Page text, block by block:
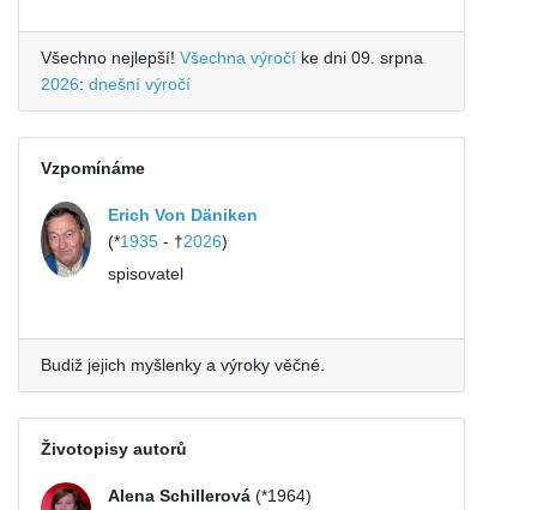
Všechno nejlepší! Všechna výročíke dni 09. srpna
2026: dnešní výročí
Vzpomínáme
Erich Von Däniken
(*1935- †2026)
spisovatel
Budiž jejich myšlenky a výroky věčné.
Životopisy autorů
Alena Schillerová(*1964)